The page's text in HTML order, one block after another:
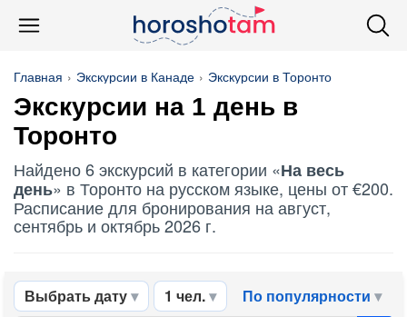
Главная Экскурсии в Канаде Экскурсии в Торонто
Экскурсии на 1 день в
Торонто
Найдено 6 экскурсий в категории «На весь
день» в Торонто на русском языке, цены от €200.
Расписание для бронирования на август,
сентябрь и октябрь 2026 г.
Выбрать дату 1 чел. По популярности